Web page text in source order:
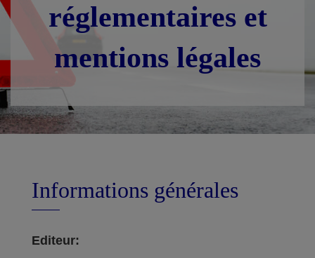
réglementaires et
mentions légales
Informations générales
Editeur: